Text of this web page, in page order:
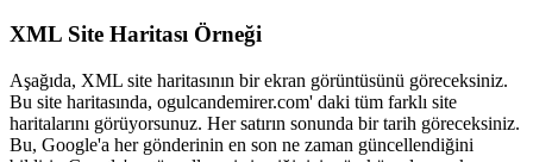
XML Site Haritası Örneği
Aşağıda, XML site haritasının bir ekran görüntüsünü göreceksiniz.
Bu site haritasında, ogulcandemirer.com' daki tüm farklı site
haritalarını görüyorsunuz. Her satırın sonunda bir tarih göreceksiniz.
Bu, Google'a her gönderinin en son ne zaman güncellendiğini